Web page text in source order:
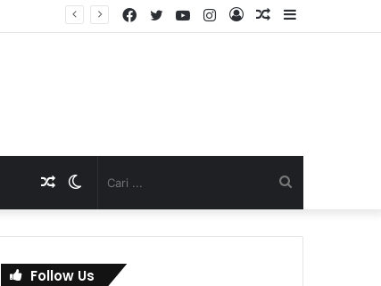
Sidebar
Artikel
Log
Instagram
YouTube
Twitter
Facebook
...
Switch
skin
Artikel
Acak
Follow Us